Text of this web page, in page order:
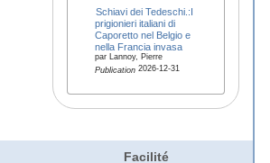
Schiavi dei Tedeschi.:I
prigionieri italiani di
Caporetto nel Belgio e
nella Francia invasa
par Lannoy, Pierre
Publication2026-12-31
Facilité